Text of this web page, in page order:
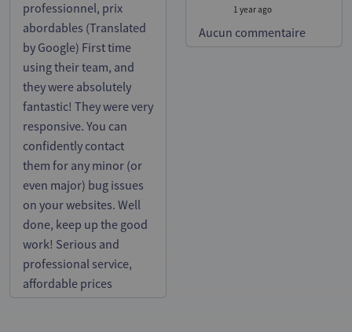
professionnel, prix
abordables (Translated
by Google) First time
using their team, and
they were absolutely
fantastic! They were very
responsive. You can
confidently contact
them for any minor (or
even major) bug issues
on your websites. Well
done, keep up the good
work! Serious and
professional service,
affordable prices
1 year ago
Aucun commentaire